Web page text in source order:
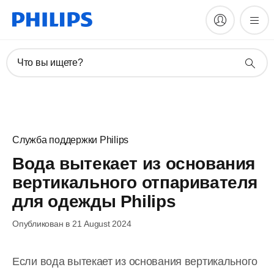
Что вы ищете?
Служба поддержки Philips
Вода вытекает из основания
вертикального отпаривателя
для одежды Philips
Опубликован в 21 August 2024
Если вода вытекает из основания вертикального